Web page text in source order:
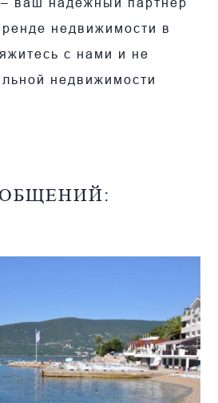
ваш надежный партнер
недвижимости в
с нами и не
недвижимости